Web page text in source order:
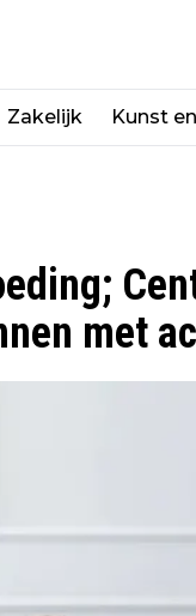
Zakelijk Kunst
met